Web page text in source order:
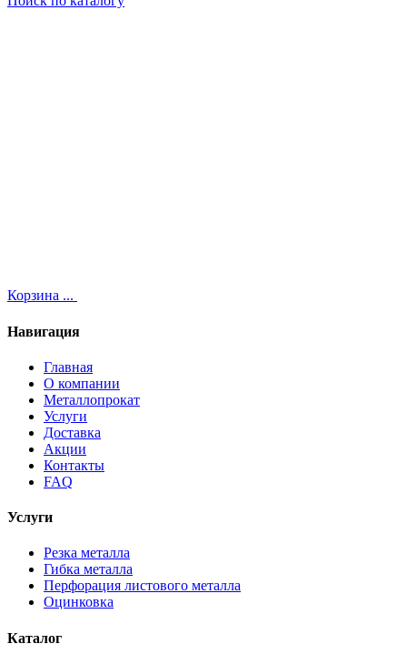
Корзина ...
Навигация
Главная
О компании
Металлопрокат
Услуги
Доставка
Акции
Контакты
FAQ
Услуги
Резка металла
Гибка металла
Перфорация листового металла
Оцинковка
Каталог